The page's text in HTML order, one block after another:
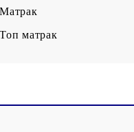
матрак